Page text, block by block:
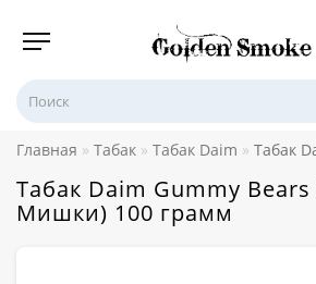
Главная Табак Табак Daim Табак
Табак Daim Gummy
Мишки) 100 грамм